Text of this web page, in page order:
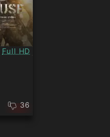
Качество:
Full HD
36